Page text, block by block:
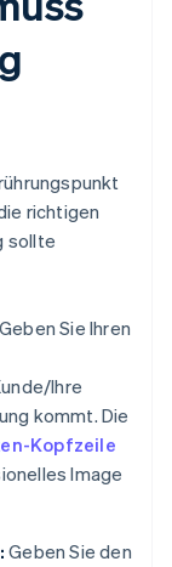
richtigen
sollte
Geben Sie Ihren
Ihre
kommt. Die
Kopfzeile
Image
Geben Sie den